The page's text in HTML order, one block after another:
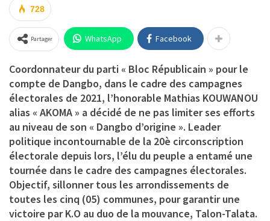
728
Partager WhatsApp Facebook
Coordonnateur du parti « Bloc Républicain » pour le
compte de Dangbo, dans le cadre des campagnes
électorales de 2021, l’honorable Mathias KOUWANOU
alias « AKOMA » a décidé de ne pas limiter ses efforts
au niveau de son « Dangbo d’origine ». Leader
politique incontournable de la 20è circonscription
électorale depuis lors, l’élu du peuple a entamé une
tournée dans le cadre des campagnes électorales.
Objectif, sillonner tous les arrondissements de
toutes les cinq (05) communes, pour garantir une
victoire par K.O au duo de la mouvance, Talon-Talata.